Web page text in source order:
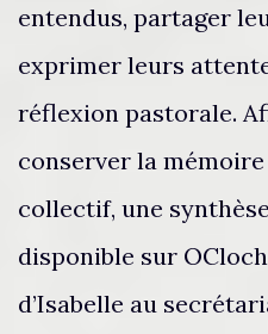
entendus, partager
exprimer leurs
réflexion pastorale.
conserver la
collectif, une
disponible sur
d’Isabelle au